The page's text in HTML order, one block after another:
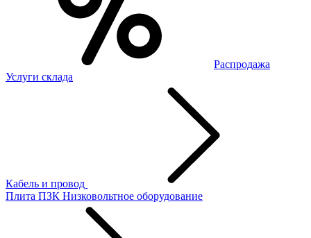
Распродажа
Услуги склада
Кабель и провод
Плита ПЗК Низковольтное оборудование